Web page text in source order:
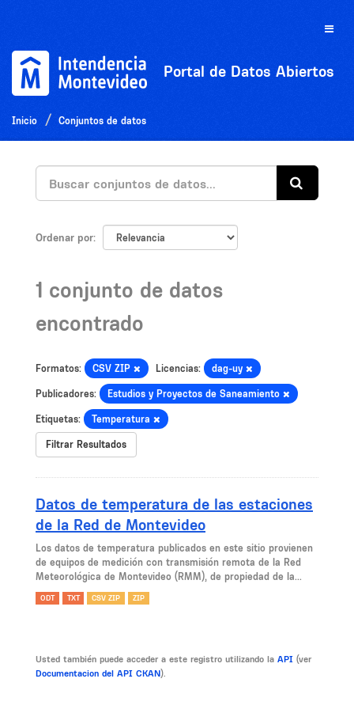
Toggle
Portal de Datos Abiertos
Inicio Conjuntos de datos
Ordenar por
1 conjunto de datos
encontrado
Formatos: CSV ZIP Licencias: dag-uy
Publicadores: Estudios y Proyectos de Saneamiento
Etiquetas: Temperatura
Filtrar Resultados
Datos de temperatura de las estaciones
de la Red de Montevideo
Los datos de temperatura publicados en este sitio provienen
de equipos de medición con transmisión remota de la Red
Meteorológica de Montevideo (RMM), de propiedad de la...
ODT TXT CSV ZIP ZIP
Usted también puede acceder a este registro utilizando la API (ver
Documentacion del API CKAN).